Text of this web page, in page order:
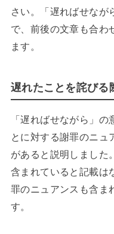
さい。「遅ればせなが
で、前後の文章も合わ
ます。
遅れたことを詫びる
「遅ればせながら」
とに対する謝罪のニュ
があると説明しました
含まれていると記載は
罪のニュアンスも含ま
す。